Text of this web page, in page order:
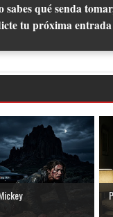
qué senda
tu próxima entrada